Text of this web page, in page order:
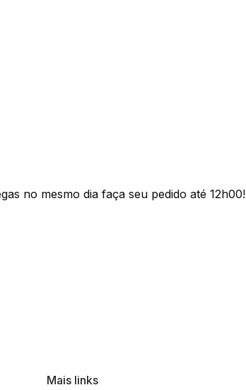
no mesmo dia faça seu pedido até 12h00!
Mais links